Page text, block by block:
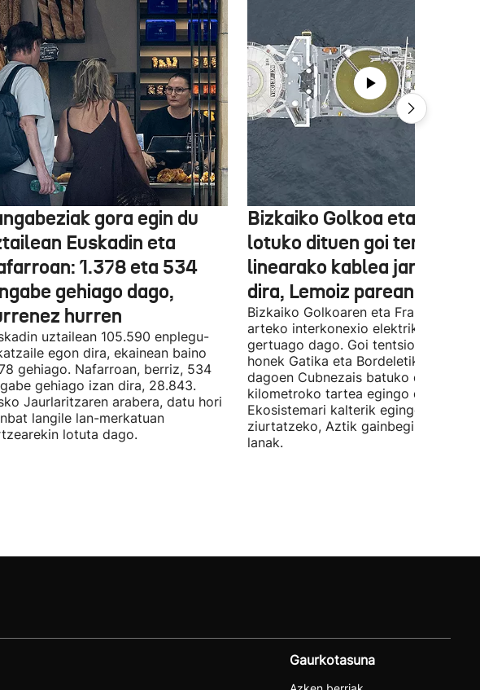
gora egin du
Euskadin eta
1.378 eta 534
gehiago dago,
hurren
uztailean 105.590 enplegu-
egon dira, ekainean baino
gehiago. Nafarroan, berriz, 534
gehiago izan dira, 28.843.
Jaurlaritzaren arabera, datu hori
langile lan-merkatuan
lotuta dago.
Bizkaiko Golkoa eta
lotuko dituen goi tentsioko
linearako kablea jartzen
dira, Lemoiz parean
Bizkaiko Golkoaren eta Frantziaren
arteko interkonexio elektrikoa
gertuago dago. Goi tentsioko linea
honek Gatika eta Bordeletik gertu
dagoen Cubnezais batuko ditu eta
kilometroko tartea egingo du ur
Ekosistemari kalterik egingo ez
ziurtatzeko, Aztik gainbegiratuko
lanak.
Gaurkotasuna